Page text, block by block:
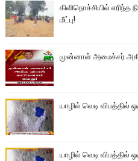
கிளிநொச்சியில்
மீட்பு!
முன்னாள் அமைச்சர்
யாழில் வெடி விபத்தில்
யாழில் வெடி விபத்தில்